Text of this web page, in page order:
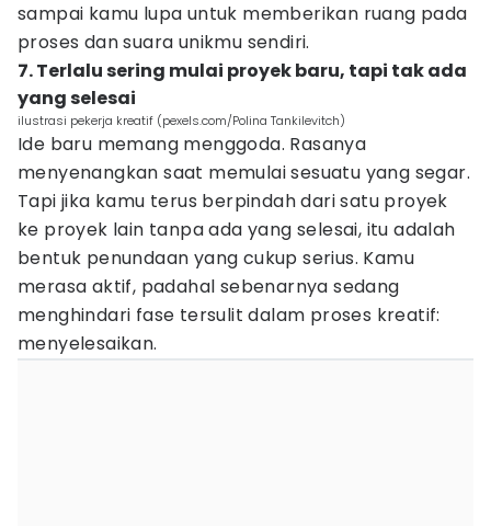
sampai kamu lupa untuk memberikan ruang pada
proses dan suara unikmu sendiri.
7. Terlalu sering mulai proyek baru, tapi tak ada
yang selesai
ilustrasi pekerja kreatif (pexels.com/Polina Tankilevitch)
Ide baru memang menggoda. Rasanya
menyenangkan saat memulai sesuatu yang segar.
Tapi jika kamu terus berpindah dari satu proyek
ke proyek lain tanpa ada yang selesai, itu adalah
bentuk penundaan yang cukup serius. Kamu
merasa aktif, padahal sebenarnya sedang
menghindari fase tersulit dalam proses kreatif:
menyelesaikan.